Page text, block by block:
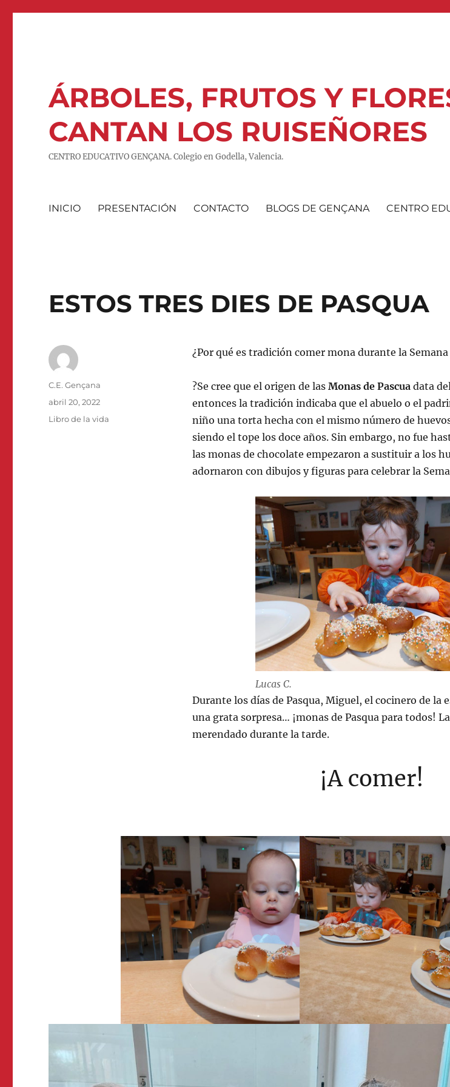
ÁRBOLES, FRUTOS Y
CANTAN LOS RUISEÑORES
CENTRO EDUCATIVO GENÇANA. Colegio en Godella, Valencia.
INICIO PRESENTACIÓN CONTACTO BLOGS DE GENÇANA CENTRO
ESTOS TRES DIES DE PASQUA
¿Por qué es tradición comer mona durante la
?Se cree que el origen de las Monas de Pascuadata
entonces la tradición indicaba que el abuelo o el
niño una torta hecha con el mismo número de
siendo el tope los doce años. Sin embargo, no fue
las monas de chocolate empezaron a sustituir a los
adornaron con dibujos y figuras para celebrar la
Lucas C.
Durante los días de Pasqua, Miguel, el cocinero de la
una grata sorpresa… ¡monas de Pasqua para todos!
merendado durante la tarde.
¡A comer!
Autor
C.E. Gençana
Publicado
el
abril 20, 2022
Categorías
Libro de la vida